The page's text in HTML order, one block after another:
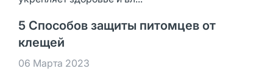
5 Способов защиты питомцев от
клещей
06 Марта 2023